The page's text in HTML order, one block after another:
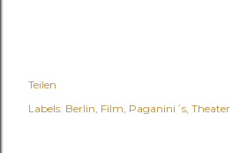
Teilen
Labels: Berlin Film Paganini´s Theater